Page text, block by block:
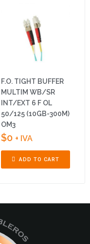
F.O. TIGHT BUFFER
MULTIM WB/SR
INT/EXT 6 F OL
50/125 (10GB-300M)
OM3
$0 + IVA
ADD TO CART